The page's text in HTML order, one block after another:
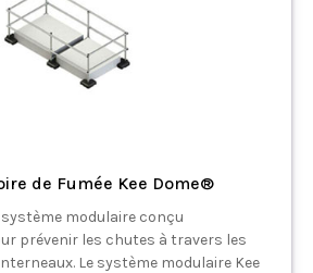
de Fumée Kee Dome®
modulaire conçu
prévenir les chutes à travers les
Le système modulaire Kee